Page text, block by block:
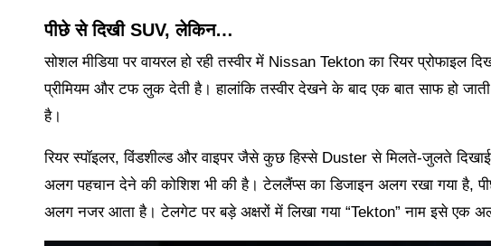
पीछे से दिखी SUV, लेकिन…
सोशल मीडिया पर वायरल हो रही तस्वीर में Nissan Tekton का रियर
प्रीमियम और टफ लुक देती है। हालांकि तस्वीर देखने के बाद एक बात साफ हो
है।
रियर स्पॉइलर, विंडशील्ड और वाइपर जैसे कुछ हिस्से Duster से मिलते-जुलते
अलग पहचान देने की कोशिश भी की है। टेललैंप्स का डिजाइन अलग रखा गया है,
अलग नजर आता है। टेलगेट पर बड़े अक्षरों में लिखा गया “Tekton” नाम इसे एक